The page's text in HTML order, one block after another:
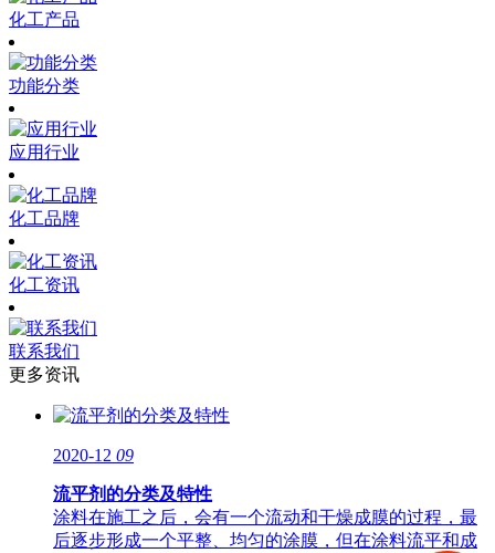
化工产品
功能分类
应用行业
化工品牌
化工资讯
联系我们
更多资讯
2020-12 09
流平剂的分类及特性
涂料在施工之后，会有一个流动和干燥成膜的过程，最
后逐步形成一个平整、均匀的涂膜，但在涂料流平和成